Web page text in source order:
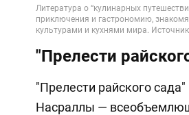
"Прелести
"Прелести райского
Насраллы —